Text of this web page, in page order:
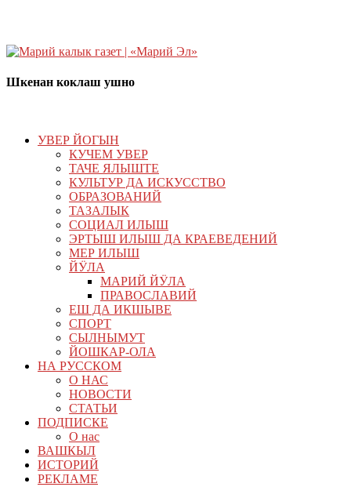
Шкенан коклаш ушно
УВЕР ЙОГЫН
КУЧЕМ УВЕР
ТАЧЕ ЯЛЫШТЕ
КУЛЬТУР ДА ИСКУССТВО
ОБРАЗОВАНИЙ
ТАЗАЛЫК
СОЦИАЛ ИЛЫШ
ЭРТЫШ ИЛЫШ ДА КРАЕВЕДЕНИЙ
МЕР ИЛЫШ
ЙӰЛА
МАРИЙ ЙӰЛА
ПРАВОСЛАВИЙ
ЕШ ДА ИКШЫВЕ
СПОРТ
СЫЛНЫМУТ
ЙОШКАР-ОЛА
НА РУССКОМ
О НАС
НОВОСТИ
СТАТЬИ
ПОДПИСКЕ
О нас
ВАШКЫЛ
ИСТОРИЙ
РЕКЛАМЕ